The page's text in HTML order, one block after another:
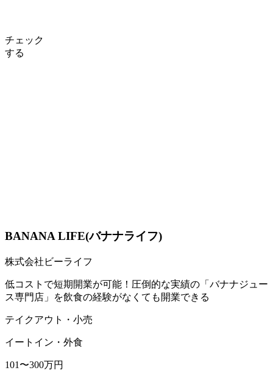
チェック
する
BANANA LIFE(バナナライフ)
株式会社ビーライフ
低コストで短期開業が可能！圧倒的な実績の「バナナジュー
ス専門店」を飲食の経験がなくても開業できる
テイクアウト・小売
イートイン・外食
101〜300万円